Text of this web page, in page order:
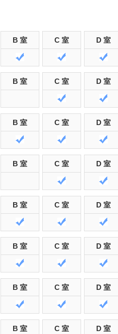
B 室 C 室 D 室
B 室 C 室 D 室
B 室 C 室 D 室
B 室 C 室 D 室
B 室 C 室 D 室
B 室 C 室 D 室
B 室 C 室 D 室
B 室 C 室 D 室